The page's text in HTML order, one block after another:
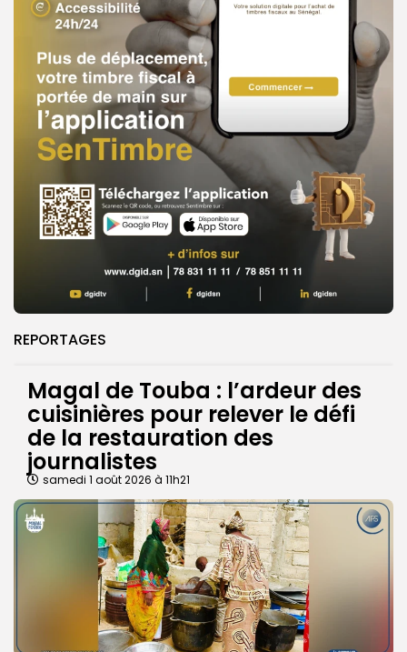
REPORTAGES
Magal de Touba : l’ardeur des
cuisinières pour relever le défi
de la restauration des
journalistes
samedi 1 août 2026 à 11h21